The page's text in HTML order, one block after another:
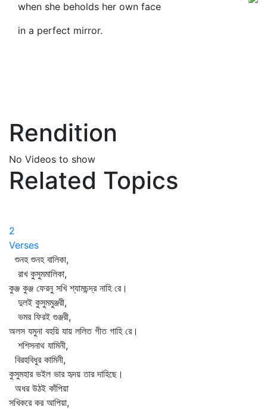
when she beholds her own face
in a perfect mirror.
Rendition
No Videos to show
Related Topics
2
Verses
শুনহ শুনহ বালিকা,
রাখ কুসুমমালিকা,
কুঞ্জ কুঞ্জ ফেরনু সখি শ্যামচন্দ্র নাহি রে।
দুলই কুসুমমুঞ্জরী,
ভমর ফিরই গুঞ্জরী,
অলস যমুনা বহয়ি যায় ললিত গীত গাহি রে।
শশিসনাথ যামিনী,
বিরহবিধুর কামিনী,
কুসুমহার ভইল ভার হৃদয় তার দাহিছে।
অধর উঠই কাঁপিয়া
সখিকরে কর আপিয়া,